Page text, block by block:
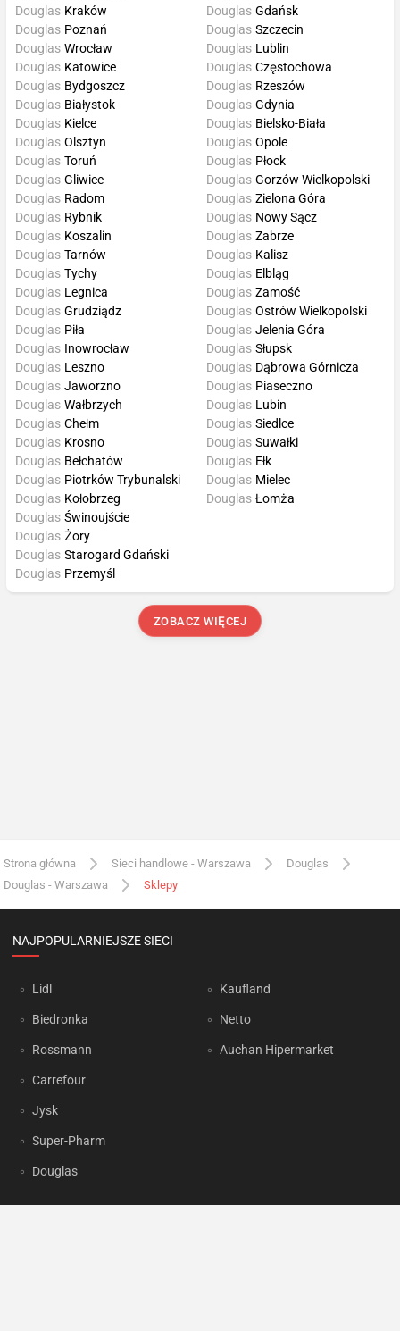
Douglas Kraków
Douglas Poznań
Douglas Wrocław
Douglas Gdańsk
Douglas Szczecin
Douglas Lublin
Douglas Katowice
Douglas Bydgoszcz
Douglas Białystok
Douglas Kielce
Douglas Częstochowa
Douglas Rzeszów
Douglas Gdynia
Douglas Bielsko-Biała
Douglas Olsztyn
Douglas Toruń
Douglas Gliwice
Douglas Radom
Douglas Opole
Douglas Płock
Douglas Gorzów Wielkopolski
Douglas Zielona Góra
Douglas Rybnik
Douglas Koszalin
Douglas Tarnów
Douglas Tychy
Douglas Nowy Sącz
Douglas Zabrze
Douglas Kalisz
Douglas Elbląg
Douglas Legnica
Douglas Grudziądz
Douglas Piła
Douglas Inowrocław
Douglas Zamość
Douglas Ostrów Wielkopolski
Douglas Jelenia Góra
Douglas Słupsk
Douglas Leszno
Douglas Jaworzno
Douglas Wałbrzych
Douglas Chełm
Douglas Dąbrowa Górnicza
Douglas Piaseczno
Douglas Lubin
Douglas Siedlce
Douglas Krosno
Douglas Bełchatów
Douglas Piotrków Trybunalski
Douglas Kołobrzeg
Douglas Suwałki
Douglas Ełk
Douglas Mielec
Douglas Łomża
Douglas Świnoujście
Douglas Żory
Douglas Starogard Gdański
Douglas Przemyśl
ZOBACZ WIĘCEJ
Strona główna Sieci handlowe - Warszawa
Douglas
Douglas - Warszawa
Sklepy
NAJPOPULARNIEJSZE SIECI
Lidl
Biedronka
Rossmann
Carrefour
Jysk
Super-Pharm
Douglas
Kaufland
Netto
Auchan Hipermarket